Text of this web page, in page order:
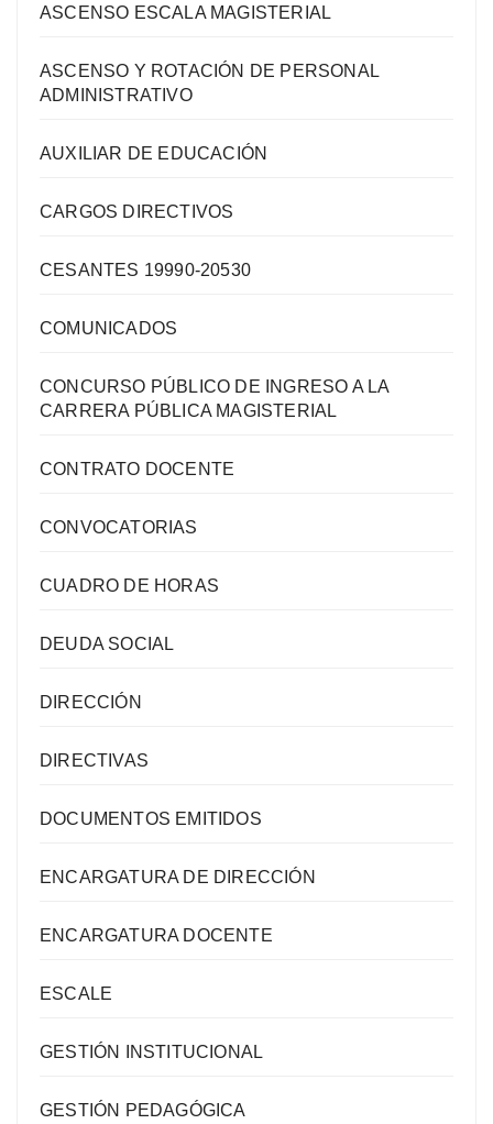
ASCENSO ESCALA MAGISTERIAL
ASCENSO Y ROTACIÓN DE PERSONAL
ADMINISTRATIVO
AUXILIAR DE EDUCACIÓN
CARGOS DIRECTIVOS
CESANTES 19990-20530
COMUNICADOS
CONCURSO PÚBLICO DE INGRESO A LA
CARRERA PÚBLICA MAGISTERIAL
CONTRATO DOCENTE
CONVOCATORIAS
CUADRO DE HORAS
DEUDA SOCIAL
DIRECCIÓN
DIRECTIVAS
DOCUMENTOS EMITIDOS
ENCARGATURA DE DIRECCIÓN
ENCARGATURA DOCENTE
ESCALE
GESTIÓN INSTITUCIONAL
GESTIÓN PEDAGÓGICA